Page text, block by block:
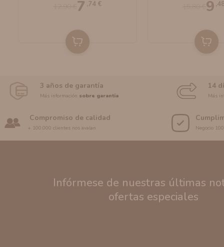
7 ,74 € 9
3 años de garantía
Más información sobre garantía
14
Más
Compromiso de calidad
+ 100.000 clientes nos avalan Negocio
Infórmese de nuestras últimas
ofertas especiales